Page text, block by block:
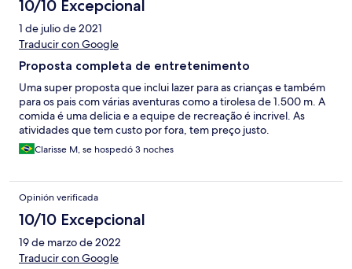
10/10 Excepcional
1 de julio de 2021
Traducir con Google
Proposta completa de entretenimento
Uma super proposta que inclui lazer para as crianças e também
para os pais com várias aventuras como a tirolesa de 1.500 m. A
comida é uma delicia e a equipe de recreação é incrivel. As
atividades que tem custo por fora, tem preço justo.
Clarisse M, se hospedó 3 noches
Opinión verificada
10/10 Excepcional
19 de marzo de 2022
Traducir con Google